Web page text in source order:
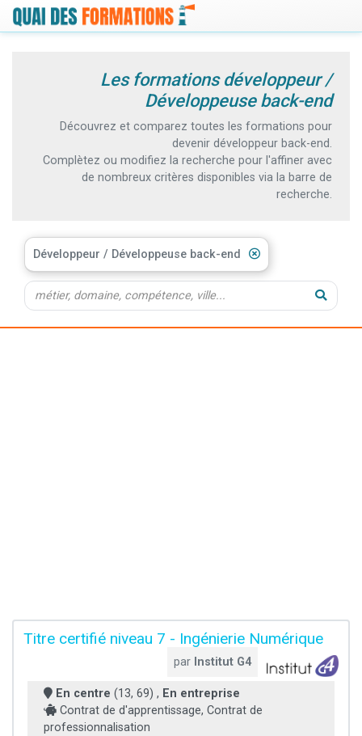
Les formations développeur /
Développeuse back-end
Découvrez et comparez toutes les formations pour
devenir développeur back-end.
Complètez ou modifiez la recherche pour l'affiner avec
de nombreux critères disponibles via la barre de
recherche.
Développeur / Développeuse back-end
Titre certifié niveau 7 - Ingénierie Numérique
par Institut G4
En centre (13, 69) , En entreprise
Contrat de d'apprentissage, Contrat de
professionnalisation